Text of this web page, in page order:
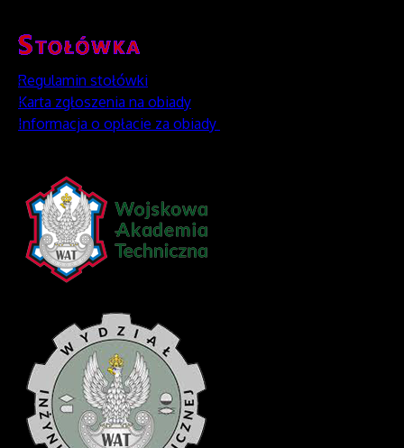
Regulamin stołówki
Karta zgłoszenia na obiady
Informacja o opłacie za obiady